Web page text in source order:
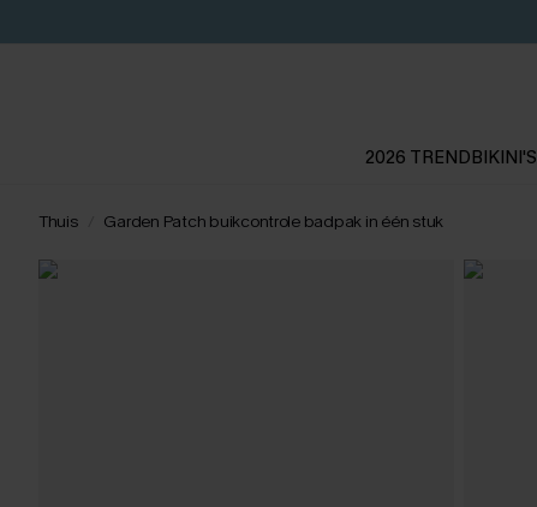
2026 TRENDBIKINI'S
Thuis Garden Patch buikcontrole badpak in één stuk